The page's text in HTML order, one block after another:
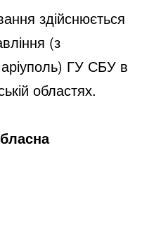
здійснюється
(з
ГУ СБУ в
областях.